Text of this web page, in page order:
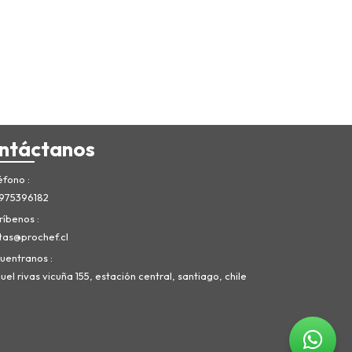
rivas vicuña 155, estación central, santiago, chile